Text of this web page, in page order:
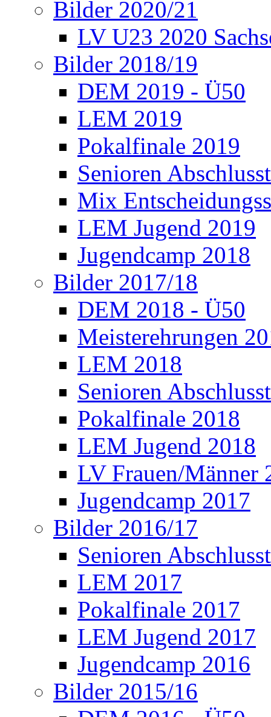
Bilder 2020/21
LV U23 2020
Bilder 2018/19
DEM 2019 - Ü50
LEM 2019
Pokalfinale 2019
Senioren
Mix
LEM Jugend 2019
Jugendcamp 2018
Bilder 2017/18
DEM 2018 - Ü50
Meisterehrungen
LEM 2018
Senioren
Pokalfinale 2018
LEM Jugend 2018
LV Frauen/Männer
Jugendcamp 2017
Bilder 2016/17
Senioren
LEM 2017
Pokalfinale 2017
LEM Jugend 2017
Jugendcamp 2016
Bilder 2015/16